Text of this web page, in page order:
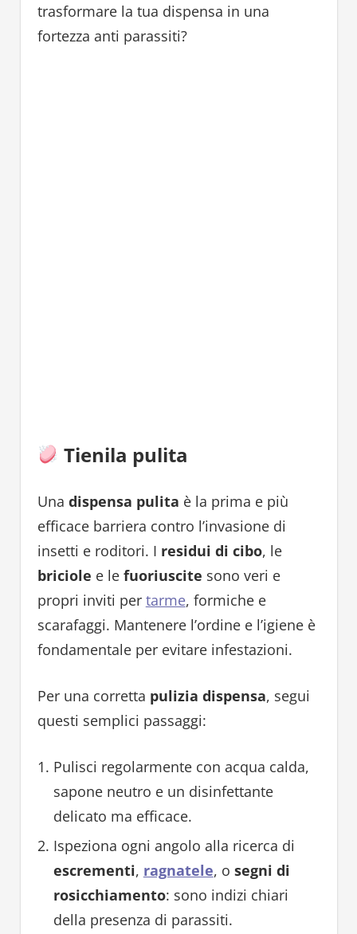
trasformare la tua dispensa in una
fortezza anti parassiti?
Tienila pulita
Una dispensa pulita è la prima e più
efficace barriera contro l’invasione di
insetti e roditori. I residui di cibo, le
briciole e le fuoriuscite sono veri e
propri inviti per tarme, formiche e
scarafaggi. Mantenere l’ordine e l’igiene è
fondamentale per evitare infestazioni.
Per una corretta pulizia dispensa, segui
questi semplici passaggi:
Pulisci regolarmente con acqua calda,
sapone neutro e un disinfettante
delicato ma efficace.
Ispeziona ogni angolo alla ricerca di
escrementi, ragnatele, o segni di
rosicchiamento: sono indizi chiari
della presenza di parassiti.